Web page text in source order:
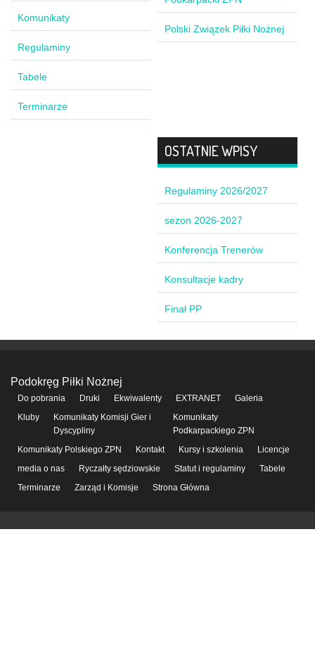
Komunikaty
Regulaminy
Tabele
Terminarze
Polski Związek Piłki Nożnej
OSTATNIE WPISY
Regulaminy 2026/2027
sezon 2026-2027
Konferencja Trenerów
Konsultacje kadry
Finał PP
Podokręg Piłki Nożnej
Do pobrania Druki Ekwiwalenty EXTRANET
Galeria
Kluby
Komunikaty Komisji Gier i
Dyscypliny
Komunikaty
Podkarpackiego ZPN
Komunikaty Polskiego ZPN
Kontakt Kursy i szkolenia
Licencje
media o nas
Ryczałty sędziowskie Statut i regulaminy
Tabele
Terminarze
Zarząd i Komisje Strona Główna